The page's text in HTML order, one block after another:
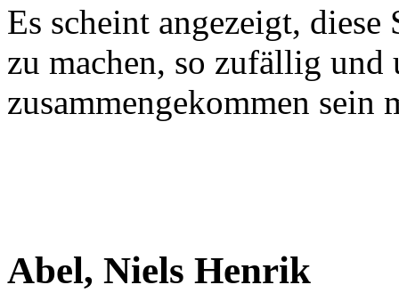
Es scheint angezeigt,
zu machen, so zufällig und
zusammengekommen sein
Abel, Niels Henrik